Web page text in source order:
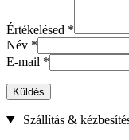
Értékelésed *
Név *
E-mail *
Küldés
Szállítás &